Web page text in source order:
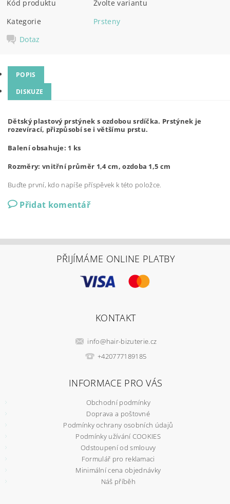
Kód produktu
Zvolte variantu
Kategorie
Prsteny
Dotaz
POPIS
DISKUZE
Dětský plastový prstýnek s ozdobou srdíčka. Prstýnek je
rozevírací, přizpůsobí se i většímu prstu.
Balení obsahuje: 1 ks
Rozměry: vnitřní průměr 1,4 cm, ozdoba 1,5 cm
Buďte první, kdo napíše příspěvek k této položce.
Přidat komentář
PŘIJÍMÁME ONLINE PLATBY
KONTAKT
info@hair-bizuterie.cz
+420777189185
INFORMACE PRO VÁS
Obchodní podmínky
Doprava a poštovné
Podmínky ochrany osobních údajů
Podmínky užívání COOKIES
Odstoupení od smlouvy
Formulář pro reklamaci
Minimální cena objednávky
Náš příběh